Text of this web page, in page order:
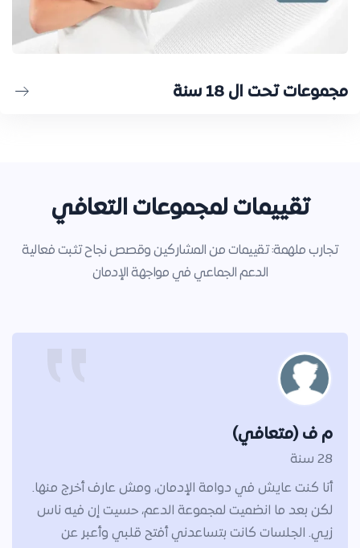
مجموعات تحت ال 18 سنة
تقييمات لمجموعات التعافي
تجارب ملهمة: تقييمات من المشاركين وقصص نجاح تثبت فعالية
الدعم الجماعي في مواجهة الإدمان
م ف (متعافي)
28 سنة
أنا كنت عايش في دوامة الإدمان، ومش عارف أخرج منها.
لكن بعد ما انضميت لمجموعة الدعم، حسيت إن فيه ناس
زيي. الجلسات كانت بتساعدني أفتح قلبي وأعبر عن